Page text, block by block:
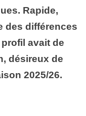
Rapide,
des différences
avait de
désireux de
2025/26.